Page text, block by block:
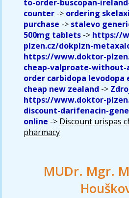
to-order-buscopan-
counter -> ordering
purchase -> stalevo
500mg tablets -> https://
plzen.cz/dokplzn-
https://www.doktor-
cheap-valproate-without-
order carbidopa levodopa
cheap new zealand ->
https://www.doktor-
discount-darifenacin-
online -> Discount urispas
pharmacy
MUDr. Mgr.